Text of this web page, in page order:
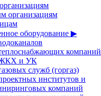
организациям
оборудование ▶
компаний
и УК
служб (горгаз)
институтов и
компаний